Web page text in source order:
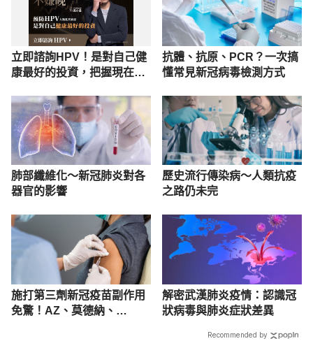
新冠肺炎後遺症之中醫治療（台北市政府衛生局）
https://health.gov.taipei/News_Content.aspx?
n=BB5A41BA1E6CA260&sms=72544237BBE4C5F
6&s=612147D545C808E4 Accessed October 20,
2023
立即諮詢HPV！是對自己健
康最好的投資，把握現在不
抗體、抗原、PCR？一次搞
懂常見新冠病毒檢測方式
肺部纖維化～新冠肺炎對各
器官的影響
歷史流行傳染病～人類抗疫
之路仍未完
施打第三劑新冠疫苗副作用
免驚！AZ、莫德納、
解密武漢肺炎疫情：認識冠
狀病毒與肺炎症狀差異
Recommended by